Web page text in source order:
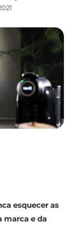
esquecer as
marca e da